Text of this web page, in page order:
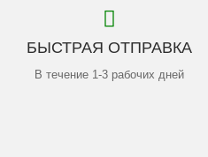
БЫСТРАЯ ОТПРАВКА
В течение 1-3 рабочих дней